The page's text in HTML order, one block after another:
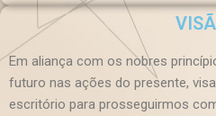
Em aliança com os nobres
futuro nas ações do presente,
escritório para prosseguirmos